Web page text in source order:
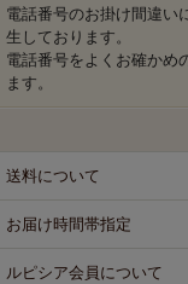
電話番号のお掛け間違い
生しております。
電話番号をよくお確かめ
ます。
送料について
お届け時間帯指定
ルピシア会員について